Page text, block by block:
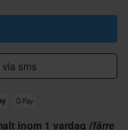
sms
inom 1 vardag (färre